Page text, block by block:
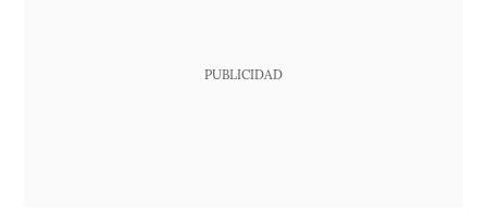
PUBLICIDAD